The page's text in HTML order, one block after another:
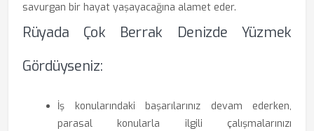
savurgan bir hayat yaşayacağına alamet eder.
Rüyada Çok Berrak Denizde Yüzmek
Gördüyseniz:
İş konularındaki başarılarınız devam ederken,
parasal konularla ilgili çalışmalarınızı